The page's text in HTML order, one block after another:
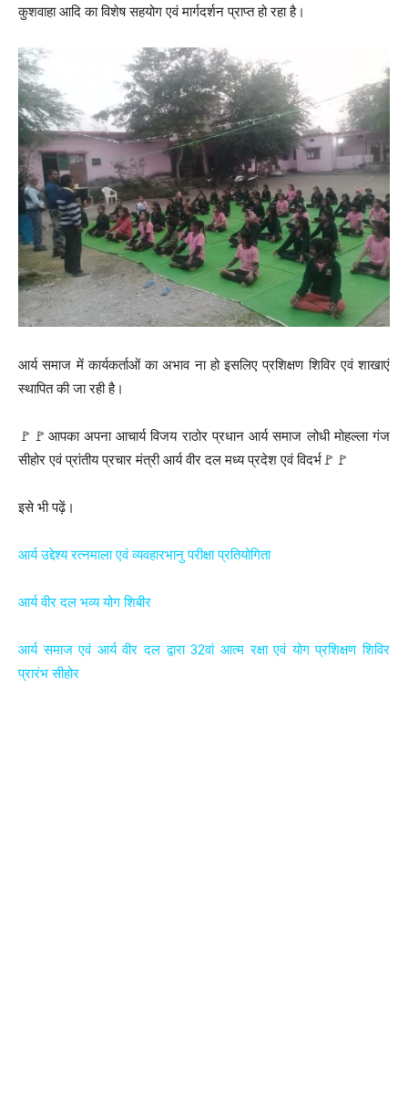
कुशवाहा आदि का विशेष सहयोग एवं मार्गदर्शन प्राप्त हो रहा है।
आर्य समाज में कार्यकर्ताओं का अभाव ना हो इसलिए प्रशिक्षण शिविर एवं शाखाएं
स्थापित की जा रही है।
🚩🚩आपका अपना आचार्य विजय राठोर प्रधान आर्य समाज लोधी मोहल्ला गंज
सीहोर एवं प्रांतीय प्रचार मंत्री आर्य वीर दल मध्य प्रदेश एवं विदर्भ🚩🚩
इसे भी पढ़ें।
आर्य उद्देश्य रत्नमाला एवं व्यवहारभानु परीक्षा प्रतियोगिता
आर्य वीर दल भव्य योग शिबीर
आर्य समाज एवं आर्य वीर दल द्वारा 32वां आत्म रक्षा एवं योग प्रशिक्षण शिविर
प्रारंभ सीहोर